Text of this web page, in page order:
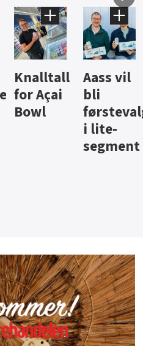
Brus og
jus fra
Berentsen
Hard
iste fra
Hansa